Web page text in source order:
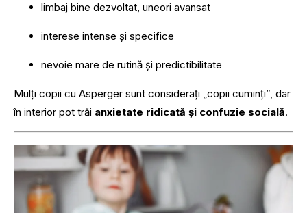
limbaj bine dezvoltat, uneori avansat
interese intense și specifice
nevoie mare de rutină și predictibilitate
Mulți copii cu Asperger sunt considerați „copii cuminți”, dar
în interior pot trăi anxietate ridicată și confuzie socială.